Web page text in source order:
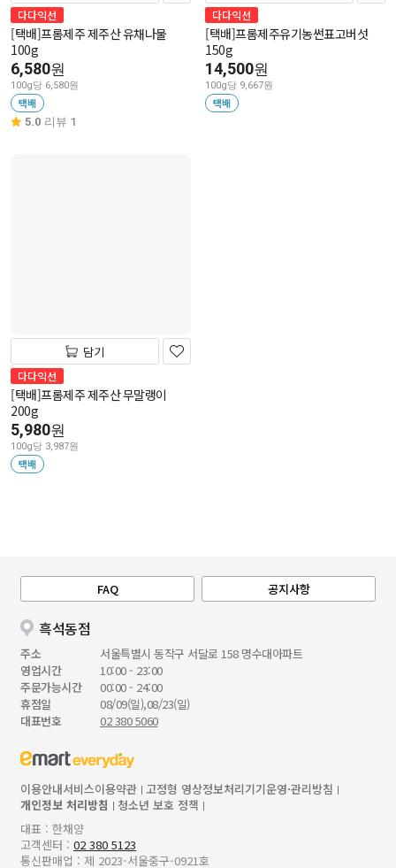
다다익선
[택배]프롬제주 제주산 유채나물
100g
6,580원
100g당 6,580원
택배
5.0 리뷰 1
다다익선
[택배]프롬제주유기농썬표고버섯
150g
14,500원
100g당 9,667원
택배
담기
다다익선
[택배]프롬제주 제주산 무말랭이
200g
5,980원
100g당 3,987원
택배
FAQ 공지사항
흑석동점
주소
서울특별시 동작구 서달로 158 명수대아파트
영업시간
10:00 - 23:00
주문가능시간
00:00 - 24:00
휴점일
08/09(일),08/23(일)
대표번호
02 380 5060
이용안내서비스이용약관 고정형 영상정보처리기기운영·관리방침
개인정보 처리방침
청소년 보호 정책
대표 : 한채양
고객센터 : 02 380 5123
통신판매업 : 제 2023-서울중구-0921호